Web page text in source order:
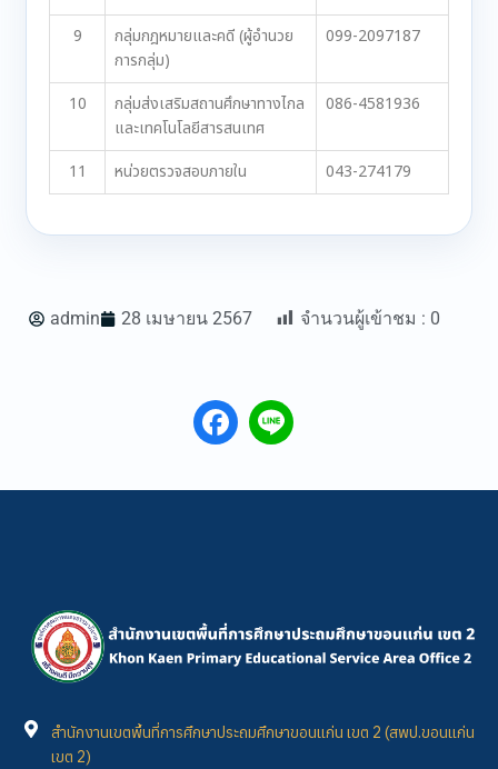
9
กลุ่มกฎหมายและคดี (ผู้อำนวย
การกลุ่ม)
099-2097187
10
กลุ่มส่งเสริมสถานศึกษาทางไกล
และเทคโนโลยีสารสนเทศ
086-4581936
11 หน่วยตรวจสอบภายใน 043-274179
admin 28 เมษายน 2567 จำนวนผู้เข้าชม : 0
สำนักงานเขตพื้นที่การศึกษาประถมศึกษาขอนแก่น เขต 2 (สพป.ขอนแก่น
เขต 2)